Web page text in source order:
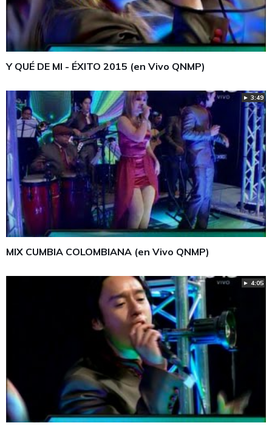
Y QUÉ DE MI - ÉXITO 2015 (en Vivo QNMP)
► 3:49
MIX CUMBIA COLOMBIANA (en Vivo QNMP)
► 4:05